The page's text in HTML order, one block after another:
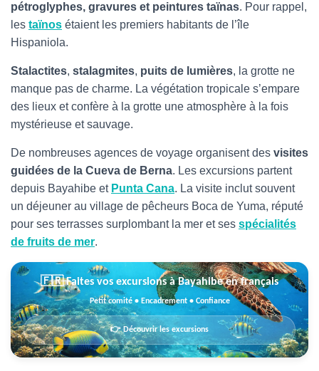
pétroglyphes, gravures et peintures taïnas. Pour rappel,
les taïnos étaient les premiers habitants de l’île
Hispaniola.
Stalactites, stalagmites, puits de lumières, la grotte ne
manque pas de charme. La végétation tropicale s’empare
des lieux et confère à la grotte une atmosphère à la fois
mystérieuse et sauvage.
De nombreuses agences de voyage organisent des visites
guidées de la Cueva de Berna. Les excursions partent
depuis Bayahibe et Punta Cana. La visite inclut souvent
un déjeuner au village de pêcheurs Boca de Yuma, réputé
pour ses terrasses surplombant la mer et ses spécialités
de fruits de mer.
🇫🇷 Faites vos excursions à Bayahibe en français
Petit comité • Encadrement • Confiance
👉 Découvrir les excursions